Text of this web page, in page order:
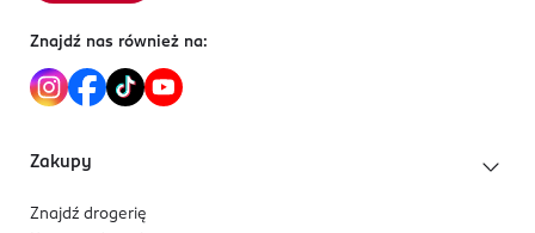
PRODUCENT/PODMIOT ODPOWIEDZIALNY
ROSSMANN SDP SP. z o.o.
św. Teresy 109
4 047196 065433
Znajdź nas również na:
Zakupy
Znajdź drogerię